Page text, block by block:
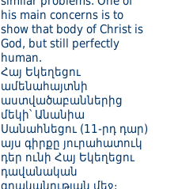
his main concerns is to
show that body of Christ is
God, but still perfectly
human.
Հայ Եկեղեցու
ամենահայտնի
աստվածաբաններից
մեկի՝ Անանիա
Սանահնեցու (11-րդ դար)
այս գիրքը յուրահատուկ
դեր ունի Հայ Եկեղեցու
դավանական
գրականության մեջ։